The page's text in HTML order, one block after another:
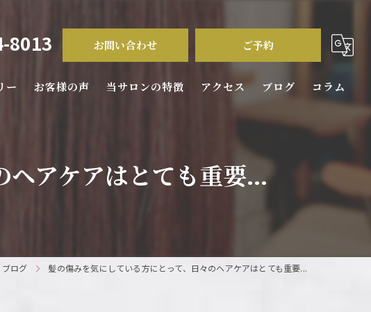
8013 お問い合わせ ご予約
ー お客様の声 当サロンの特徴
パーマ
トリートメント
アクセス ブログ コラム
アケアはとても重要...
ブログ 髪の傷みを気にしている方にとって、日々のヘアケアはとても重要...